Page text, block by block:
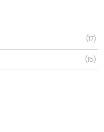
17
15